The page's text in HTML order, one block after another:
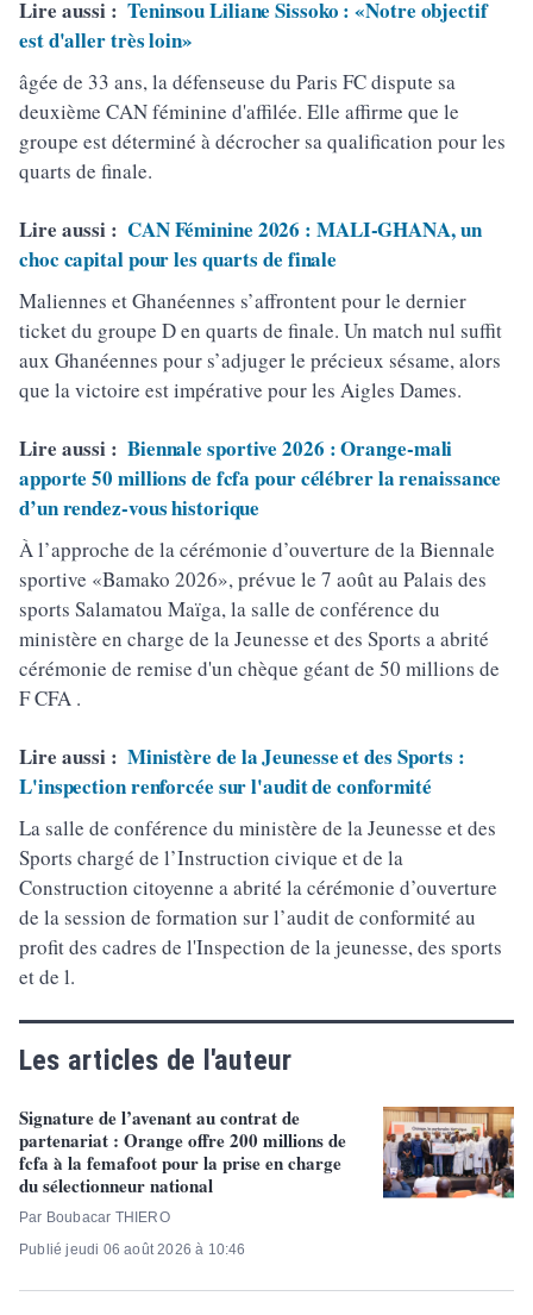
Lire aussi : Teninsou Liliane Sissoko : «Notre objectif
est d'aller très loin»
âgée de 33 ans, la défenseuse du Paris FC dispute sa
deuxième CAN féminine d'affilée. Elle affirme que le
groupe est déterminé à décrocher sa qualification pour les
quarts de finale.
Lire aussi : CAN Féminine 2026 : MALI-GHANA, un
choc capital pour les quarts de finale
Maliennes et Ghanéennes s’affrontent pour le dernier
ticket du groupe D en quarts de finale. Un match nul suffit
aux Ghanéennes pour s’adjuger le précieux sésame, alors
que la victoire est impérative pour les Aigles Dames.
Lire aussi : Biennale sportive 2026 : Orange-mali
apporte 50 millions de fcfa pour célébrer la renaissance
d’un rendez-vous historique
À l’approche de la cérémonie d’ouverture de la Biennale
sportive «Bamako 2026», prévue le 7 août au Palais des
sports Salamatou Maïga, la salle de conférence du
ministère en charge de la Jeunesse et des Sports a abrité
cérémonie de remise d'un chèque géant de 50 millions de
F CFA .
Lire aussi : Ministère de la Jeunesse et des Sports :
L'inspection renforcée sur l'audit de conformité
La salle de conférence du ministère de la Jeunesse et des
Sports chargé de l’Instruction civique et de la
Construction citoyenne a abrité la cérémonie d’ouverture
de la session de formation sur l’audit de conformité au
profit des cadres de l'Inspection de la jeunesse, des sports
et de l.
Les articles de l'auteur
Signature de l’avenant au contrat de
partenariat : Orange offre 200 millions de
fcfa à la femafoot pour la prise en charge
du sélectionneur national
Par Boubacar THIERO
Publié jeudi 06 août 2026 à 10:46